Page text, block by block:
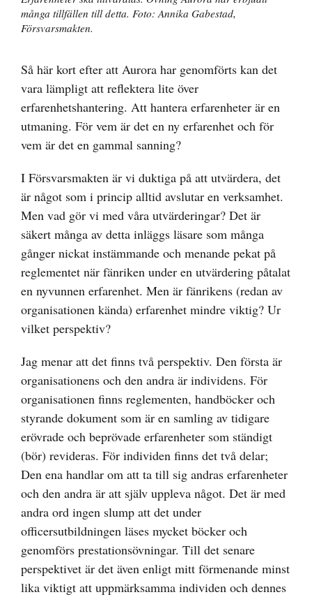
många tillfällen till detta. Foto: Annika Gabestad,
Försvarsmakten.
Så här kort efter att Aurora har genomförts kan det
vara lämpligt att reflektera lite över
erfarenhetshantering. Att hantera erfarenheter är en
utmaning. För vem är det en ny erfarenhet och för
vem är det en gammal sanning?
I Försvarsmakten är vi duktiga på att utvärdera, det
är något som i princip alltid avslutar en verksamhet.
Men vad gör vi med våra utvärderingar? Det är
säkert många av detta inläggs läsare som många
gånger nickat instämmande och menande pekat på
reglementet när fänriken under en utvärdering påtalat
en nyvunnen erfarenhet. Men är fänrikens (redan av
organisationen kända) erfarenhet mindre viktig? Ur
vilket perspektiv?
Jag menar att det finns två perspektiv. Den första är
organisationens och den andra är individens. För
organisationen finns reglementen, handböcker och
styrande dokument som är en samling av tidigare
erövrade och beprövade erfarenheter som ständigt
(bör) revideras. För individen finns det två delar;
Den ena handlar om att ta till sig andras erfarenheter
och den andra är att själv uppleva något. Det är med
andra ord ingen slump att det under
officersutbildningen läses mycket böcker och
genomförs prestationsövningar. Till det senare
perspektivet är det även enligt mitt förmenande minst
lika viktigt att uppmärksamma individen och dennes